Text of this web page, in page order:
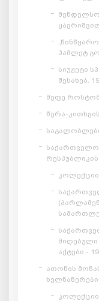
ჰამლეტ
სიუჟეტი
შესახებ.
მეფე
წერა-
აქტები -
ათონის
ხელნაწერები